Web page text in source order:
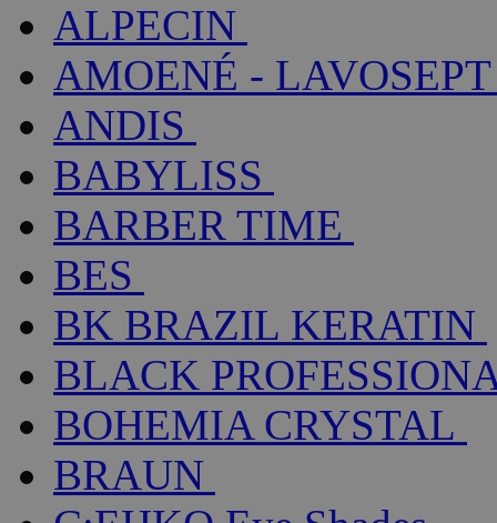
ALPECIN
AMOENÉ - LAVOSEPT
ANDIS
BABYLISS
BARBER TIME
BES
BK BRAZIL KERATIN
BLACK
BOHEMIA CRYSTAL
BRAUN